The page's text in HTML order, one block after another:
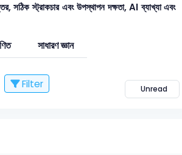
স্ট্রাকচার এবং উপস্থাপন দক্ষতা, AI ব্যাখ্যা এবং
সাধারণ জ্ঞান
Filter Unread